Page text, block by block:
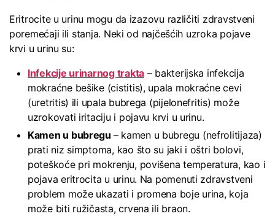
Eritrocite u urinu mogu da izazovu različiti zdravstveni
poremećaji ili stanja. Neki od najčešćih uzroka pojave
krvi u urinu su:
Infekcije urinarnog trakta– bakterijska infekcija
mokraćne bešike (cistitis), upala mokraćne cevi
(uretritis) ili upala bubrega (pijelonefritis) može
uzrokovati iritaciju i pojavu krvi u urinu.
Kamen u bubregu – kamen u bubregu (nefrolitijaza)
prati niz simptoma, kao što su jaki i oštri bolovi,
poteškoće pri mokrenju, povišena temperatura, kao i
pojava eritrocita u urinu. Na pomenuti zdravstveni
problem može ukazati i promena boje urina, koja
može biti ružičasta, crvena ili braon.